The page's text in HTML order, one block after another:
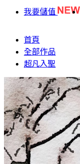
我要儲值
首頁
全部作品
超凡入聖